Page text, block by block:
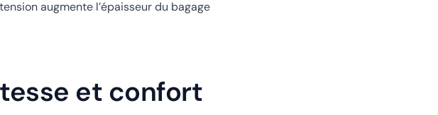
augmente l’épaisseur du bagage
et confort